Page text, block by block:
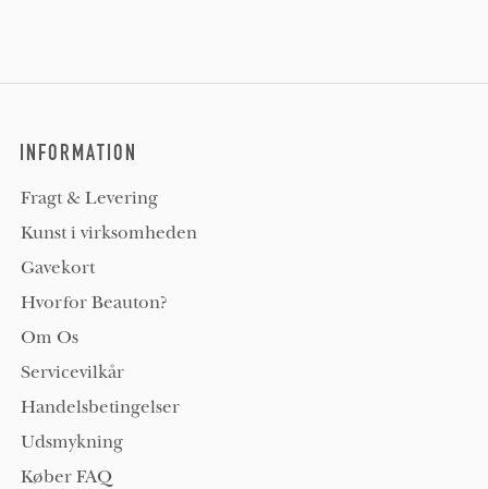
INFORMATION
Fragt & Levering
Kunst i virksomheden
Gavekort
Hvorfor Beauton?
Om Os
Servicevilkår
Handelsbetingelser
Udsmykning
Køber FAQ